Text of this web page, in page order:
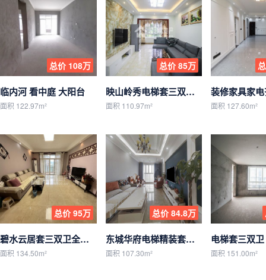
总价 108万
临内河 看中庭 大阳台
面积 122.97m²
总价 85万
映山岭秀电梯套三双卫精装修带家具家电
面积 110.97m² 面积 127.60m²
总价 95万
碧水云居套三双卫全装修带家具家电
面积 134.50m²
总价 84.8万
东城华府电梯精装套三单卫成色新拎包入住
面积 107.30m² 面积 151.00m²